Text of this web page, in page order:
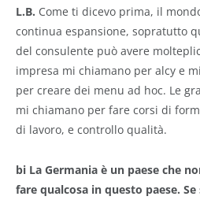
L.B. Come ti dicevo prima, il
continua espansione, sopratutto
del consulente può avere
impresa mi chiamano per alcy e
per creare dei menu ad hoc. Le
mi chiamano per fare corsi di
di lavoro, e controllo qualità.
bi La Germania è un paese che
fare qualcosa in questo paese. Se